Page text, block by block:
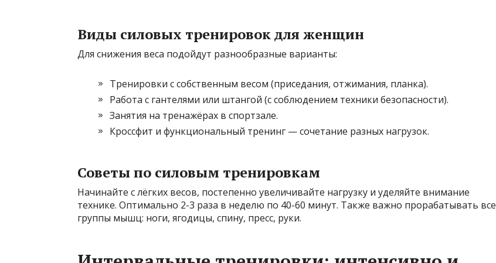
Виды силовых тренировок для женщин
Для снижения веса подойдут разнообразные варианты:
Тренировки с собственным весом (приседания, отжимания, планка).
Работа с гантелями или штангой (с соблюдением техники безопасности).
Занятия на тренажёрах в спортзале.
Кроссфит и функциональный тренинг — сочетание разных нагрузок.
Советы по силовым тренировкам
Начинайте с лёгких весов, постепенно увеличивайте нагрузку и уделяйте внимание
технике. Оптимально 2-3 раза в неделю по 40-60 минут. Также важно прорабатывать все
группы мышц: ноги, ягодицы, спину, пресс, руки.